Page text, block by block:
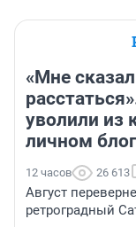
«Мне
уволили из
личном
12 часов 26 613
Август
ретроградный